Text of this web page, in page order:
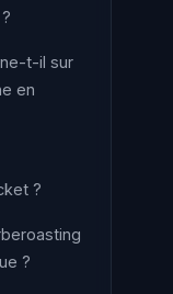
t-il sur
en
?
?